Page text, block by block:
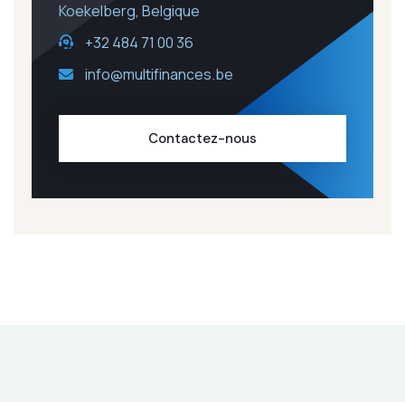
Koekelberg, Belgique
+32 484 71 00 36
info@multifinances.be
Contactez-nous